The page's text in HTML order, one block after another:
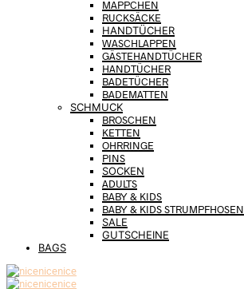
MÄPPCHEN
RUCKSÄCKE
HANDTÜCHER
WASCHLAPPEN
GÄSTEHANDTÜCHER
HANDTÜCHER
BADETÜCHER
BADEMATTEN
SCHMUCK
BROSCHEN
KETTEN
OHRRINGE
PINS
SOCKEN
ADULTS
BABY & KIDS
BABY & KIDS STRUMPFHOSEN
SALE
GUTSCHEINE
BAGS